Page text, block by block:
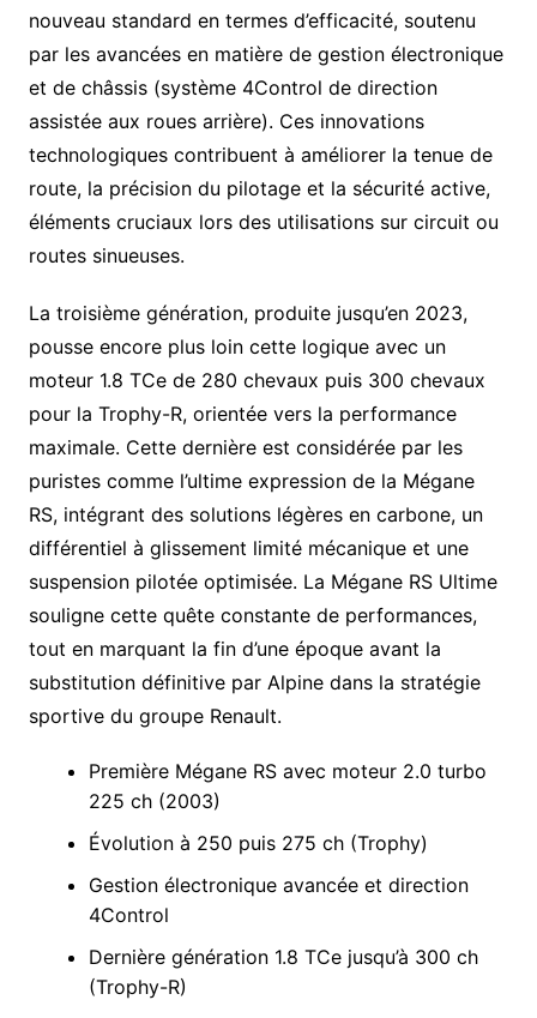
nouveau standard en termes d’efficacité, soutenu
par les avancées en matière de gestion électronique
et de châssis (système 4Control de direction
assistée aux roues arrière). Ces innovations
technologiques contribuent à améliorer la tenue de
route, la précision du pilotage et la sécurité active,
éléments cruciaux lors des utilisations sur circuit ou
routes sinueuses.
La troisième génération, produite jusqu’en 2023,
pousse encore plus loin cette logique avec un
moteur 1.8 TCe de 280 chevaux puis 300 chevaux
pour la Trophy-R, orientée vers la performance
maximale. Cette dernière est considérée par les
puristes comme l’ultime expression de la Mégane
RS, intégrant des solutions légères en carbone, un
différentiel à glissement limité mécanique et une
suspension pilotée optimisée. La Mégane RS Ultime
souligne cette quête constante de performances,
tout en marquant la fin d’une époque avant la
substitution définitive par Alpine dans la stratégie
sportive du groupe Renault.
Première Mégane RS avec moteur 2.0 turbo
225 ch (2003)
Évolution à 250 puis 275 ch (Trophy)
Gestion électronique avancée et direction
4Control
Dernière génération 1.8 TCe jusqu’à 300 ch
(Trophy-R)